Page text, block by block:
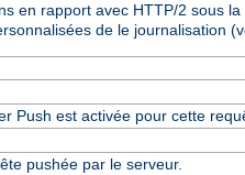
en rapport avec HTTP/2 sous
de le journalisation
Push est activée pour cette
pushée par le serveur.